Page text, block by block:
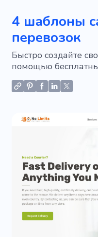
4 шаблоны
перевозок
Быстро создайте
помощью